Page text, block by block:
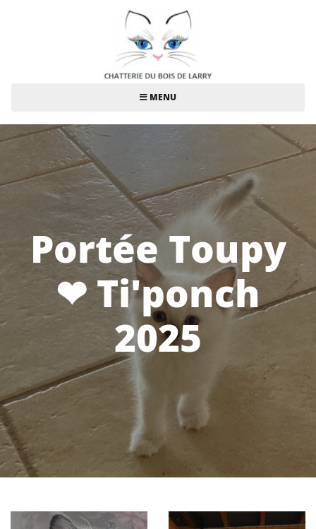
MENU
Portée Toupy
❤ Ti'ponch
2025